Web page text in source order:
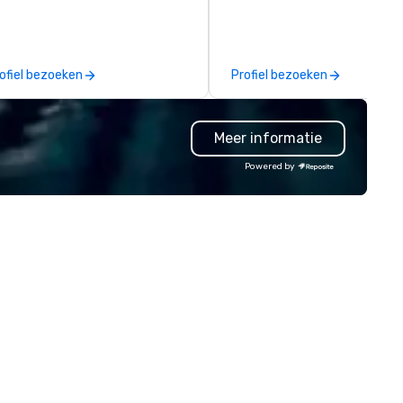
the presentation. I also have
the necessary amplification
as well as wireless
if they would be
My original music, TAKE
are available on my
bezoeken
delegations, incentive
corporate offsites. Whether
group wants to think like a
Valley founder, explore the
mindsets driving the world's
fastest-growing companies,
walk away with a practical
Profiel bezoeken
Meer informatie
Powered by